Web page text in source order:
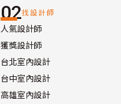
02找設計師
人氣設計師
獲獎設計師
台北室內設計
台中室內設計
高雄室內設計